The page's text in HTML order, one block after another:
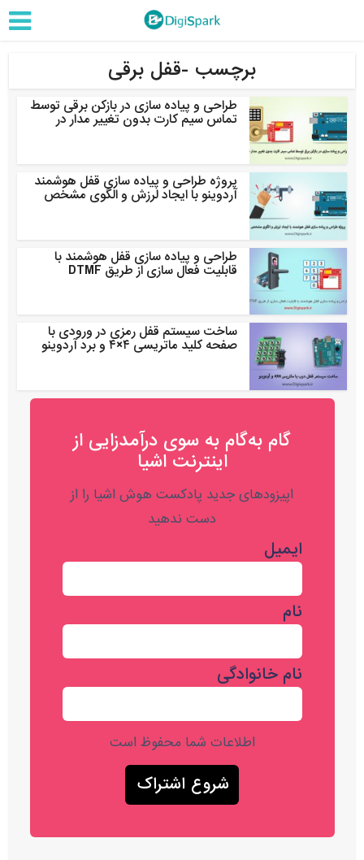
برچسب -قفل برقی
طراحی و پیاده سازی در بازکن برقی توسط
تماس سیم کارت بدون تغییر مدار در
پروژه طراحی و پیاده سازی قفل هوشمند
آردوینو با ایجاد لرزش و الگوی مشخص
طراحی و پیاده سازی قفل هوشمند با
قابلیت فعال سازی از طریق DTMF
ساخت سیستم قفل رمزی در ورودی با
صفحه کلید ماتریسی ۴×۴ و برد آردوینو
گام به‌گام به‌ سوی درآمدزایی از
اینترنت اشیا
اپیزودهای جدید پادکست هوش اشیا را از
دست ندهید
ایمیل
نام
نام خانوادگی
اطلاعات شما محفوظ است